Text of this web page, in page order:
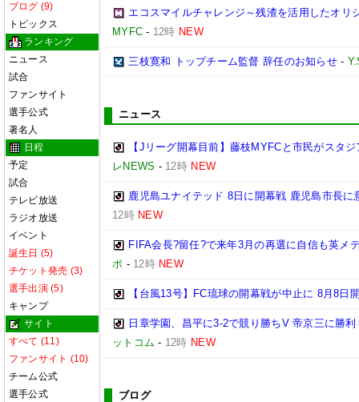
ブログ (9)
トピックス
ランキング
ニュース
試合
ファンサイト
選手公式
著名人
日程
予定
試合
テレビ放送
ラジオ放送
イベント
誕生日 (5)
チケット発売 (3)
選手出演 (5)
キャンプ
サイト
すべて (11)
ファンサイト (10)
チーム公式
選手公式
エコスマイルチャレンジ～残渣を活用したオリ
MYFC - 12時 NEW
三枝寛和 トップチーム監督 辞任のお知らせ-
ニュース
【Jリーグ開幕目前】藤枝MYFCと市民がスタ
レNEWS - 12時 NEW
鹿児島ユナイテッド 8日に開幕戦 鹿児島市長に
12時 NEW
FIFA会長?留任?で来年3月の再選に自信も英メ
ポ - 12時 NEW
【台風13号】FC琉球の開幕戦が中止に 8月8日
日章学園、昌平に3-2で競り勝ちV 帝京三に勝
ットコム - 12時 NEW
ブログ